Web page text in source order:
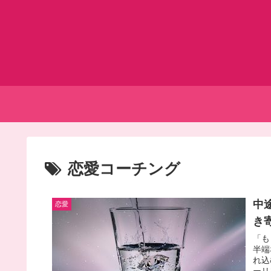
恋愛コーチング
恋愛
中
き
「
半
れ